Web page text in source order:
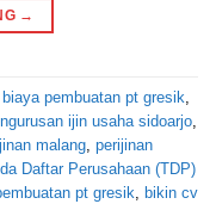
→
biaya pembuatan pt gresik
ijin usaha sidoarjo
malang perijinan
Daftar Perusahaan (TDP)
pt gresik bikin cv